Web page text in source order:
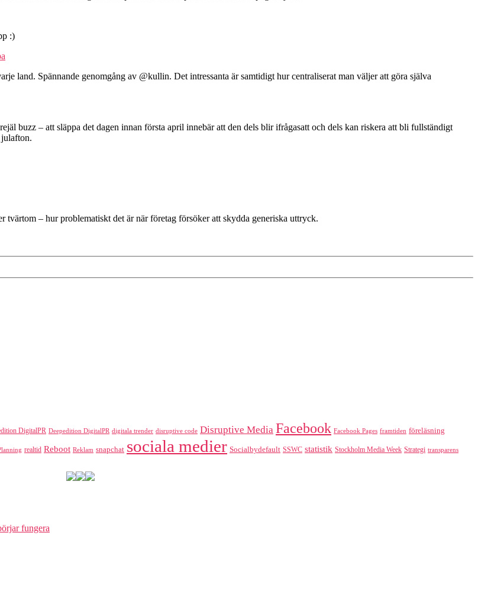
:)
land. Spännande genomgång av @kullin. Det intressanta är samtidigt hur centraliserat man väljer att göra själva
buzz – att släppa det dagen innan första april innebär att den dels blir ifrågasatt och dels kan riskera att bli fullständigt
tvärtom – hur problematiskt det är när företag försöker att skydda generiska uttryck.
DigitalPR Deepedition DigitalPR digitala trender disruptive code Disruptive Media Facebook Facebook Pages framtiden föreläsning
realtid Reboot Reklam snapchat sociala medier Socialbydefault SSWC statistik Stockholm Media Week Strategi transparens
fungera